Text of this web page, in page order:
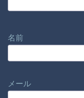
名前
メール